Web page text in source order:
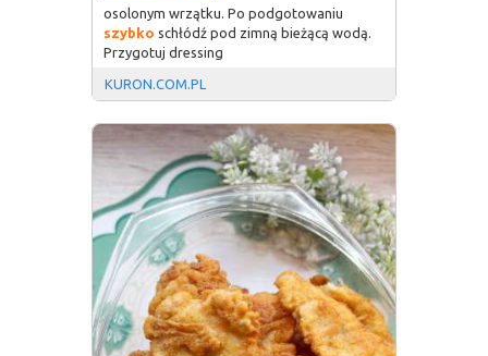
osolonym wrzątku. Po podgotowaniu
szybko schłódź pod zimną bieżącą wodą.
Przygotuj dressing
KURON.COM.PL